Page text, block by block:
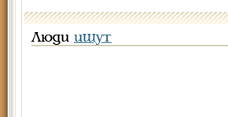
Люди ищут